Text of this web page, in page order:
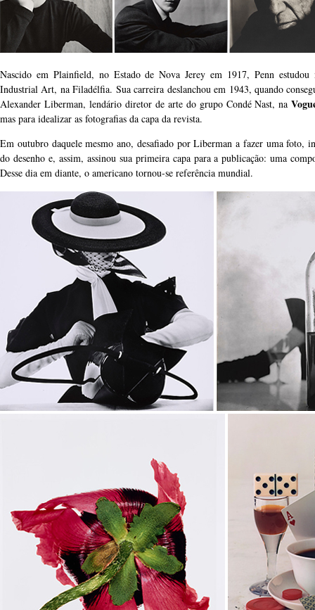
Nascido em Plainfield, no Estado de Nova Jerey em 1917, Penn
Industrial Art, na Filadélfia. Sua carreira deslanchou em 1943, quando
Alexander Liberman, lendário diretor de arte do grupo Condé Nast, na
mas para idealizar as fotografias da capa da revista.
Em outubro daquele mesmo ano, desafiado por Liberman a fazer uma foto,
do desenho e, assim, assinou sua primeira capa para a publicação: uma
Desse dia em diante, o americano tornou-se referência mundial.